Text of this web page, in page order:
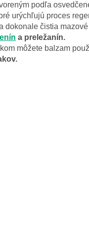
podľa
urýchľujú proces
dokonale čistia
a preležanín.
môžete balzam